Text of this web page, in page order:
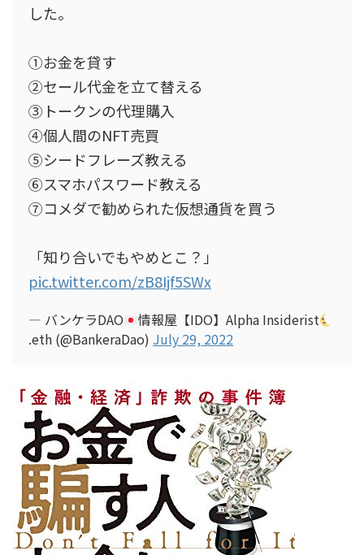
した。
①お金を貸す
②セール代金を立て替える
③トークンの代理購入
④個人間のNFT売買
⑤シードフレーズ教える
⑥スマホパスワード教える
⑦コメダで勧められた仮想通貨を買う
「知り合いでもやめとこ？」
pic.twitter.com/zB8Ijf5SWx
— バンケラDAO
情報屋【IDO】Alpha Insiderist
.eth (@BankeraDao) July 29, 2022